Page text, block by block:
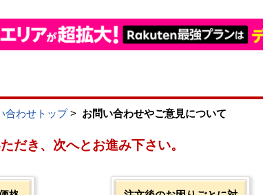
合わせトップ> お問い合わせやご意見について
だき、次へとお進み下さい。